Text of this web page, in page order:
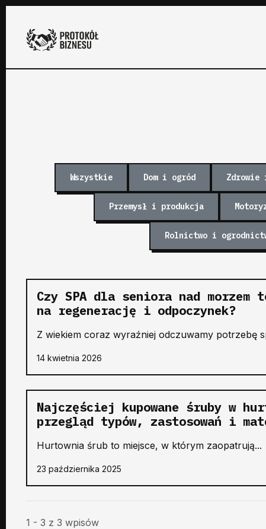
Wszystkie Dom i ogród Zdrowie
Przemysł i produkcja
Rolnictwo i
Czy SPA dla seniora nad morzem
na regenerację i odpoczynek?
Z wiekiem coraz wyraźniej odczuwamy potrzebę
14 kwietnia 2026
Najczęściej kupowane śruby w
przegląd typów, zastosowań i
Hurtownia śrub to miejsce, w którym zaopatrują...
23 października 2025
1 - 3 z 3 wpisów